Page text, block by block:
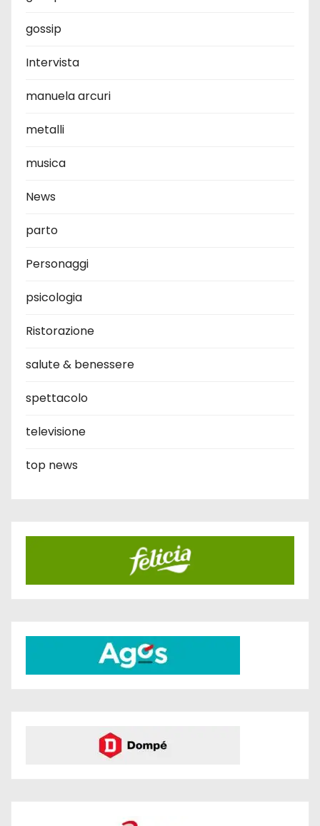
gossip
Intervista
manuela arcuri
metalli
musica
News
parto
Personaggi
psicologia
Ristorazione
salute & benessere
spettacolo
televisione
top news